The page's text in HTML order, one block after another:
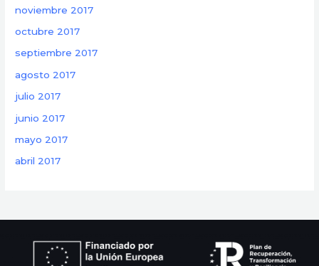
noviembre 2017
octubre 2017
septiembre 2017
agosto 2017
julio 2017
junio 2017
mayo 2017
abril 2017